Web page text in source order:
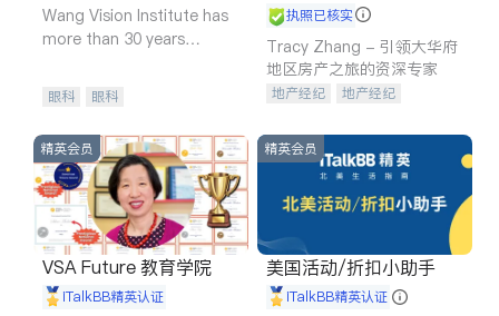
Wang Vision Institute has
more than 30 years
眼科 眼科
执照已核实
Tracy Zhang - 引领大华府
地区房产之旅的资深专家
地产经纪
地产经纪
商铺租售
精英会员
VSA Future 教育学院
iTalkBB精英认证
精英会员
美国活动/折扣小助手
iTalkBB精英认证